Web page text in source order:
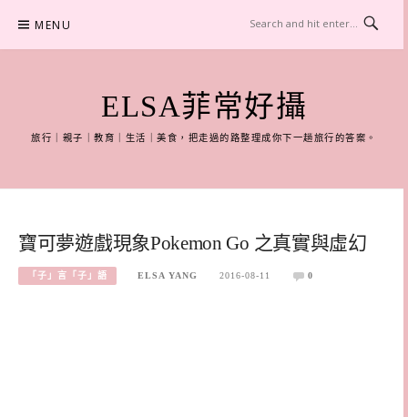
content
MENU
ELSA菲常好攝
旅行｜親子｜教育｜生活｜美食，把走過的路整理成你下一趟旅行的答案。
寶可夢遊戲現象Pokemon Go 之真實與虛幻
「子」言「子」語 ELSA YANG 2016-08-11 0